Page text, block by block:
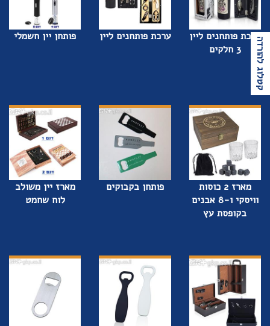
קטלוג להורדה
ערכת פותחנים ליין
3 חלקים
ערכת פותחנים ליין פותחן יין חשמלי
מארז 2 כוסות
וויסקי ו-8 אבנים
בקופסת עץ
פותחן בקבוקים
מארז יין משולב
לוח שחמט